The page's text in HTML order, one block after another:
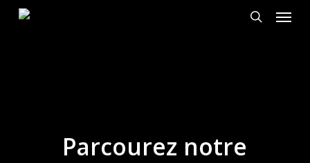
Passer
Menu
Parcourez notre